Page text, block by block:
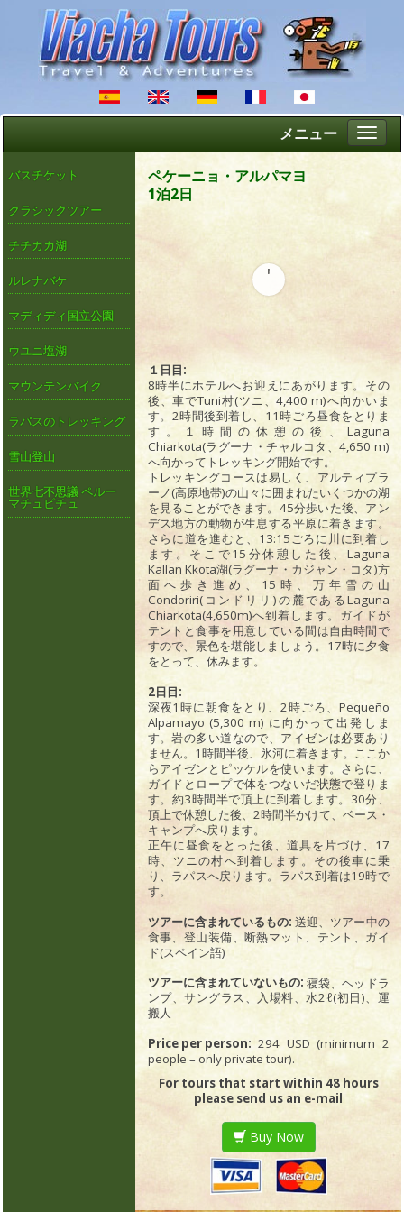
メニュー
バスチケット
クラシックツアー
チチカカ湖
ルレナバケ
マディディ国立公園
ウユニ塩湖
マウンテンバイク
ラパスのトレッキング
雪山登山
世界七不思議 ペルー
マチュピチュ
ペケーニョ・アルパマヨ
1泊2日
１日目:
8時半にホテルへお迎えにあがります。その
後、車でTuni村(ツニ、4,400 m)へ向かいま
す。2時間後到着し、11時ごろ昼食をとりま
す。１時間の休憩の後、Laguna
Chiarkota(ラグーナ・チャルコタ、4,650 m)
へ向かってトレッキング開始です。
トレッキングコースは易しく、アルティプラ
ーノ(高原地帯)の山々に囲まれたいくつかの湖
を見ることができます。45分歩いた後、アン
デス地方の動物が生息する平原に着きます。
さらに道を進むと、13:15ごろに川に到着し
ます。そこで15分休憩した後、Laguna
Kallan Kkota湖(ラグーナ・カジャン・コタ)方
面へ歩き進め、15時、万年雪の山
Condoriri(コンドリリ)の麓であるLaguna
Chiarkota(4,650m)へ到着します。ガイドが
テントと食事を用意している間は自由時間で
すので、景色を堪能しましょう。17時に夕食
をとって、休みます。
2日目:
深夜1時に朝食をとり、2時ごろ、Pequeño
Alpamayo (5,300 m) に向かって出発しま
す。岩の多い道なので、アイゼンは必要あり
ません。1時間半後、氷河に着きます。ここか
らアイゼンとピッケルを使います。さらに、
ガイドとロープで体をつないだ状態で登りま
す。約3時間半で頂上に到着します。30分、
頂上で休憩した後、2時間半かけて、ベース・
キャンプへ戻ります。
正午に昼食をとった後、道具を片づけ、17
時、ツニの村へ到着します。その後車に乗
り、ラパスへ戻ります。ラパス到着は19時で
す。
ツアーに含まれているもの: 送迎、ツアー中の
食事、登山装備、断熱マット、テント、ガイ
ド(スペイン語)
ツアーに含まれていないもの: 寝袋、ヘッドラ
ンプ、サングラス、入場料、水2ℓ(初日)、運
搬人
Price per person:294 USD (minimum 2
people – only private tour).
For tours that start within 48 hours
please send us an e-mail
Buy Now